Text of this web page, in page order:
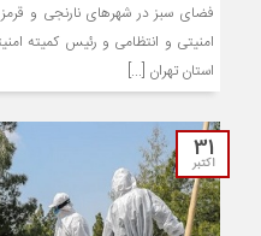
فضای سبز در شهرهای نارنجی و
امنیتی و انتظامی و رئیس کمیته
استان تهران [...]
31
اکتبر